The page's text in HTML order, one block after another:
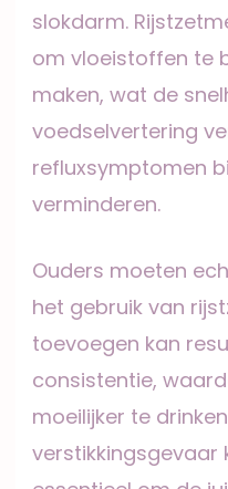
slokdarm.
om vloeistoffen te
maken, wat de
voedselvertering
refluxsymptomen
verminderen.
Ouders moeten
het gebruik van
toevoegen kan
consistentie,
moeilijker te
verstikkingsgevaar